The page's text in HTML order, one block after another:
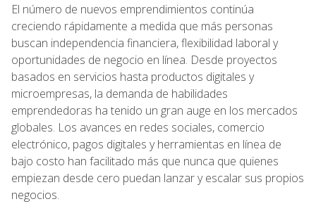
El número de nuevos emprendimientos continúa
creciendo rápidamente a medida que más personas
buscan independencia financiera, flexibilidad laboral y
oportunidades de negocio en línea. Desde proyectos
basados en servicios hasta productos digitales y
microempresas, la demanda de habilidades
emprendedoras ha tenido un gran auge en los mercados
globales. Los avances en redes sociales, comercio
electrónico, pagos digitales y herramientas en línea de
bajo costo han facilitado más que nunca que quienes
empiezan desde cero puedan lanzar y escalar sus propios
negocios.